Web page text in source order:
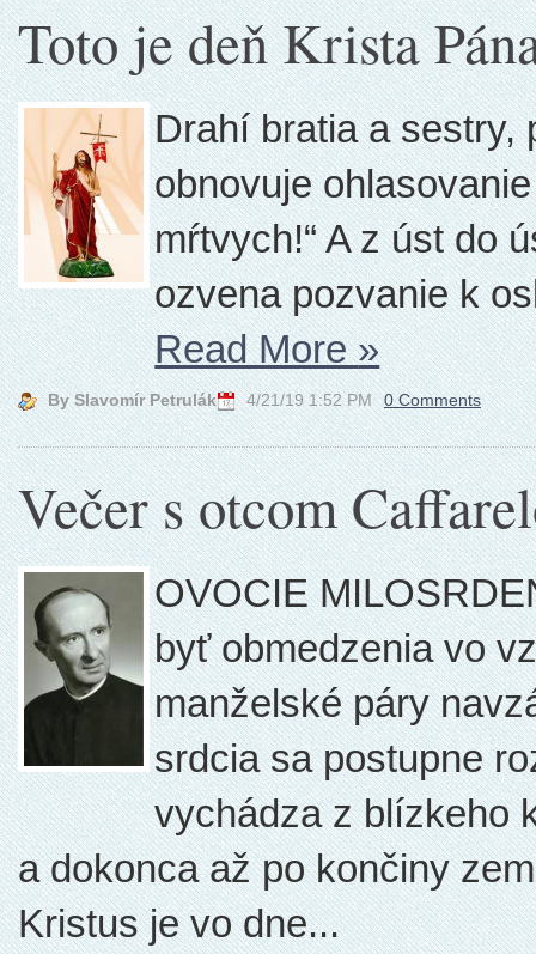
Toto je deň Krista
Drahí bratia a sestry,
obnovuje
mŕtvych!“ A z úst do
ozvena pozvanie k
Read More»
By Slavomír Petrulák 4/21/19 1:52 PM 0 Comments
Večer s otcom
OVOCIE
byť obmedzenia vo
manželské páry
srdcia sa postupne
vychádza z blízkeho
a dokonca až po končiny
Kristus je vo dne...